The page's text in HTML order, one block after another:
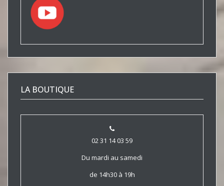
LA BOUTIQUE
02 31 14 03 59
Du mardi au samedi
de 14h30 à 19h